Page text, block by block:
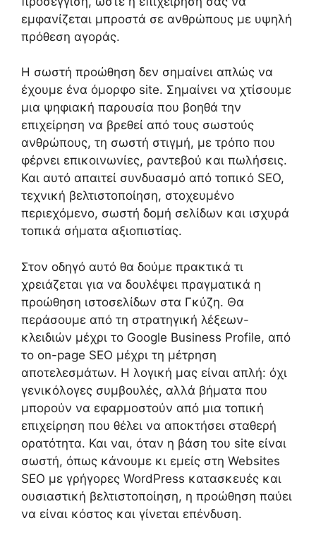
εμφανίζεται μπροστά σε ανθρώπους με υψηλή
πρόθεση αγοράς.
Η σωστή προώθηση δεν σημαίνει απλώς να
έχουμε ένα όμορφο site. Σημαίνει να χτίσουμε
μια ψηφιακή παρουσία που βοηθά την
επιχείρηση να βρεθεί από τους σωστούς
ανθρώπους, τη σωστή στιγμή, με τρόπο που
φέρνει επικοινωνίες, ραντεβού και πωλήσεις.
Και αυτό απαιτεί συνδυασμό από τοπικό SEO,
τεχνική βελτιστοποίηση, στοχευμένο
περιεχόμενο, σωστή δομή σελίδων και ισχυρά
τοπικά σήματα αξιοπιστίας.
Στον οδηγό αυτό θα δούμε πρακτικά τι
χρειάζεται για να δουλέψει πραγματικά η
προώθηση ιστοσελίδων στα Γκύζη. Θα
περάσουμε από τη στρατηγική λέξεων-
κλειδιών μέχρι το Google Business Profile, από
το on-page SEO μέχρι τη μέτρηση
αποτελεσμάτων. Η λογική μας είναι απλή: όχι
γενικόλογες συμβουλές, αλλά βήματα που
μπορούν να εφαρμοστούν από μια τοπική
επιχείρηση που θέλει να αποκτήσει σταθερή
ορατότητα. Και ναι, όταν η βάση του site είναι
σωστή, όπως κάνουμε κι εμείς στη Websites
SEO με γρήγορες WordPress κατασκευές και
ουσιαστική βελτιστοποίηση, η προώθηση παύει
να είναι κόστος και γίνεται επένδυση.